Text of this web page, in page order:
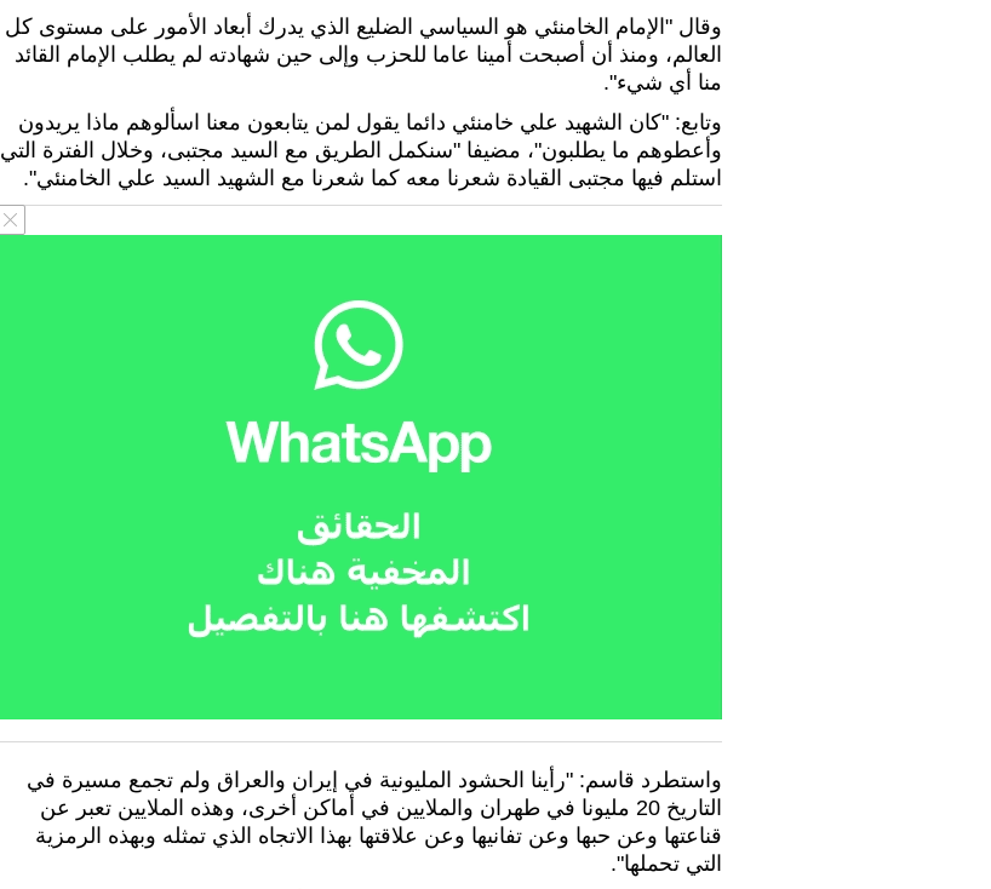
وقال "الإمام الخامنئي هو السياسي الضليع الذي يدرك أبعاد الأمور على مستوى كل
العالم، ومنذ أن أصبحت أمينا عاما للحزب وإلى حين شهادته لم يطلب الإمام القائد
منا أي شيء".
وتابع: "كان الشهيد علي خامنئي دائما يقول لمن يتابعون معنا اسألوهم ماذا يريدون
وأعطوهم ما يطلبون"، مضيفا "سنكمل الطريق مع السيد مجتبى، وخلال الفترة التي
استلم فيها مجتبى القيادة شعرنا معه كما شعرنا مع الشهيد السيد علي الخامنئي".
واستطرد قاسم: "رأينا الحشود المليونية في إيران والعراق ولم تجمع مسيرة في
التاريخ 20 مليونا في طهران والملايين في أماكن أخرى، وهذه الملايين تعبر عن
قناعتها وعن حبها وعن تفانيها وعن علاقتها بهذا الاتجاه الذي تمثله وبهذه الرمزية
التي تحملها".